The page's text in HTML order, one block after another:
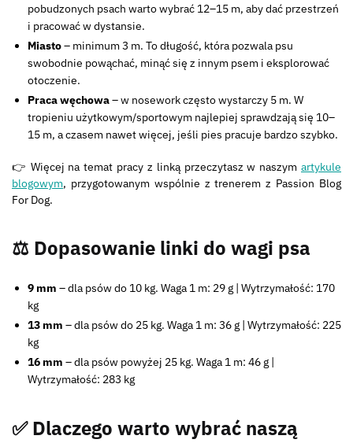
pobudzonych psach warto wybrać 12–15 m, aby dać przestrzeń
i pracować w dystansie.
Miasto– minimum 3 m. To długość, która pozwala psu
swobodnie powąchać, minąć się z innym psem i eksplorować
otoczenie.
Praca węchowa– w nosework często wystarczy 5 m. W
tropieniu użytkowym/sportowym najlepiej sprawdzają się 10–
15 m, a czasem nawet więcej, jeśli pies pracuje bardzo szybko.
👉 Więcej na temat pracy z linką przeczytasz w naszym artykule
blogowym, przygotowanym wspólnie z trenerem z Passion Blog
For Dog.
⚖️ Dopasowanie linki do wagi psa
9 mm – dla psów do 10 kg. Waga 1 m: 29 g | Wytrzymałość: 170
kg
13 mm – dla psów do 25 kg. Waga 1 m: 36 g | Wytrzymałość: 225
kg
16 mm – dla psów powyżej 25 kg. Waga 1 m: 46 g |
Wytrzymałość: 283 kg
✅ Dlaczego warto wybrać naszą